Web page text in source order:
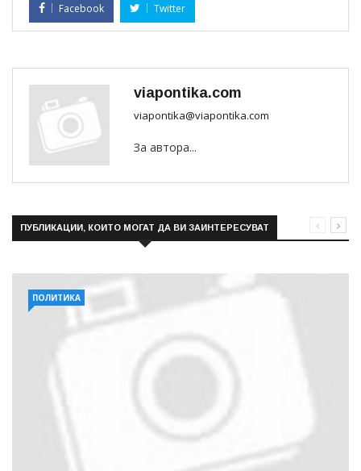
Facebook Twitter
viapontika.com
viapontika@viapontika.com
За автора...
ПУБЛИКАЦИИ, КОИТО МОГАТ ДА ВИ ЗАИНТЕРЕСУВАТ
ПОЛИТИКА